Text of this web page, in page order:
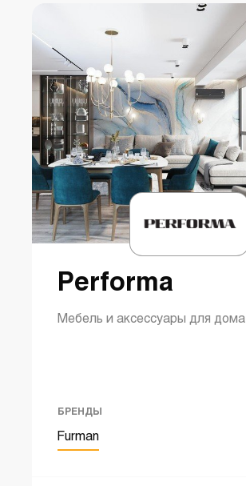
Performa
Мебель и аксессуары для дома
БРЕНДЫ
Furman